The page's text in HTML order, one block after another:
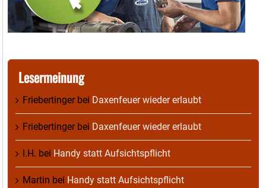
Lesermeinung
Friebertingerbei Daxenfeuer wieder erlaubt
Friebertingerbei Daxenfeuer wieder erlaubt
I.H. bei Handy statt Aufsichtspflicht
Martin bei Handy statt Aufsichtspflicht